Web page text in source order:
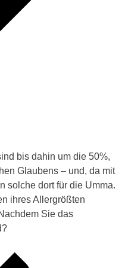
bis dahin um die 50%,
Glaubens – und, da mit
solche dort für die Umma.
ihres Allergrößten
Sie das